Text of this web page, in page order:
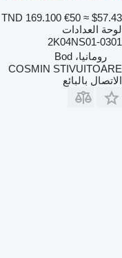
TND 169.100 €50 ≈ $57.43
لوحة العدادات
2K04NS01-0301
رومانيا، Bod
COSMIN STIVUITOARE
الاتصال بالبائع